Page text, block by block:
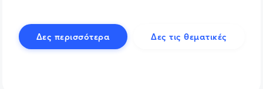
Δες περισσότερα Δες τις θεματικές